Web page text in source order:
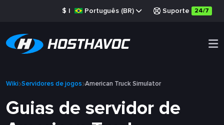
$ | Português (BR) Suporte 24/7
Wiki Servidores de jogos American Truck Simulator
Guias de servidor de